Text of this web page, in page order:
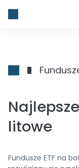
litowe
Fundusze ETF na